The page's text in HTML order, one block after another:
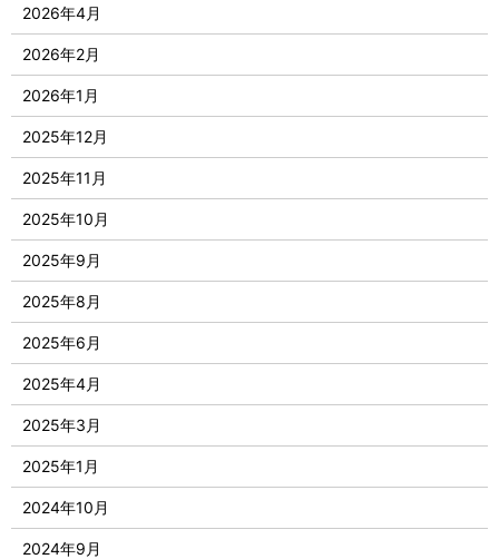
2026年4月
2026年2月
2026年1月
2025年12月
2025年11月
2025年10月
2025年9月
2025年8月
2025年6月
2025年4月
2025年3月
2025年1月
2024年10月
2024年9月